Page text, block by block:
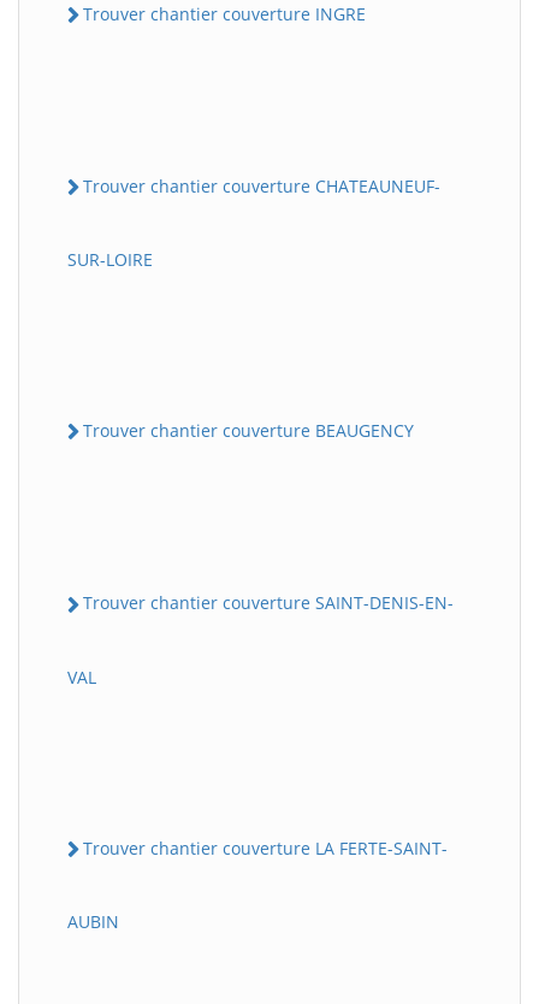
Trouver chantier couverture INGRE
Trouver chantier couverture CHATEAUNEUF-
SUR-LOIRE
Trouver chantier couverture BEAUGENCY
Trouver chantier couverture SAINT-DENIS-EN-
VAL
Trouver chantier couverture LA FERTE-SAINT-
AUBIN